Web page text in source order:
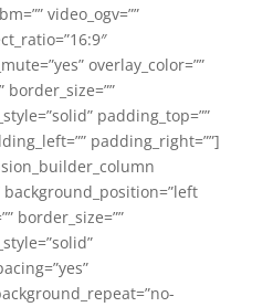
video_ogv=””
overlay_color=””
border_size=””
padding_top=””
padding_right=””]
background_position=”left
border_size=””